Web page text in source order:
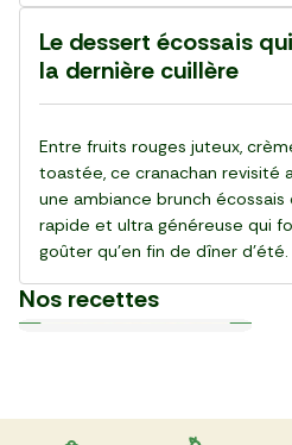
Le dessert écossais
la dernière cuillère
Entre fruits rouges juteux,
toastée, ce cranachan
une ambiance brunch
rapide et ultra généreuse qui
goûter qu’en fin de dîner d’été.
Nos recettes
La Salade de gnocchi,
La Pinsa Burrata Pesto
Le Carpaccio de Boeuf
La Kafta sauce tahini 🇯🇴
La Salade de chou rouge
Le Club sandwich
Le Taboulé végétal
La Salade de haricots verts
La Tarte Fraîche au Thon
Le Poke bowl au saumon et